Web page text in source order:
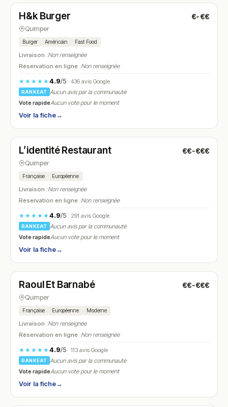
N° 7
H&k Burger €-€€
Quimper
Burger Américain Fast Food
Livraison :Non renseignée
Réservation en ligne :Non renseignée
★★★★★4.9/5· 436 avis Google
RANKEAT
Aucun avis par la communauté
Vote rapideAucun vote pour le moment
Voir la fiche→
N° 8
L’identité Restaurant €€-€€€
Quimper
Française Européenne
Livraison :Non renseignée
Réservation en ligne :Non renseignée
★★★★★4.9/5· 291 avis Google
RANKEAT
Aucun avis par la communauté
Vote rapideAucun vote pour le moment
Voir la fiche→
N° 9
Raoul Et Barnabé €€-€€€
Quimper
Française Européenne Moderne
Livraison :Non renseignée
Réservation en ligne :Non renseignée
★★★★★4.9/5· 113 avis Google
RANKEAT
Aucun avis par la communauté
Vote rapideAucun vote pour le moment
Voir la fiche→